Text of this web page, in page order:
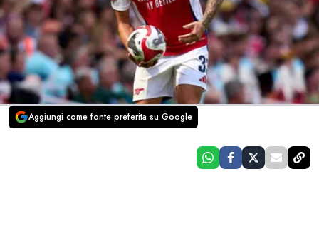
Aggiungi come fonte preferita su Google